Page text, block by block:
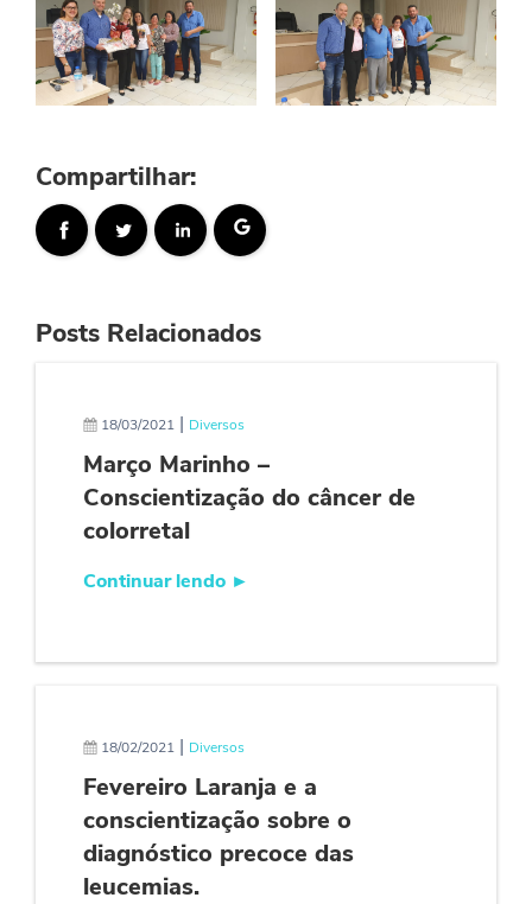
Compartilhar:
Posts Relacionados
18/03/2021 | Diversos
Março Marinho –
Conscientização do câncer de
colorretal
Continuar lendo ►
18/02/2021 | Diversos
Fevereiro Laranja e a
conscientização sobre o
diagnóstico precoce das
leucemias.